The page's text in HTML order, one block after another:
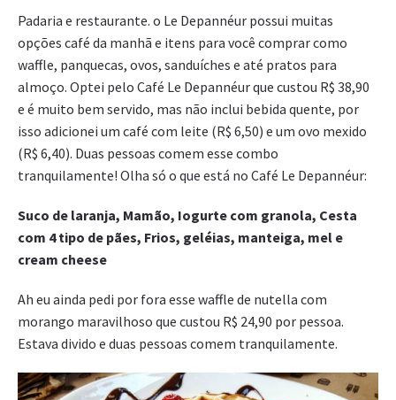
Padaria e restaurante. o Le Depannéur possui muitas
opções café da manhã e itens para você comprar como
waffle, panquecas, ovos, sanduíches e até pratos para
almoço. Optei pelo Café Le Depannéur que custou R$ 38,90
e é muito bem servido, mas não inclui bebida quente, por
isso adicionei um café com leite (R$ 6,50) e um ovo mexido
(R$ 6,40). Duas pessoas comem esse combo
tranquilamente! Olha só o que está no Café Le Depannéur:
Suco de laranja, Mamão, Iogurte com granola, Cesta
com 4 tipo de pães, Frios, geléias, manteiga, mel e
cream cheese
Ah eu ainda pedi por fora esse waffle de nutella com
morango maravilhoso que custou R$ 24,90 por pessoa.
Estava divido e duas pessoas comem tranquilamente.